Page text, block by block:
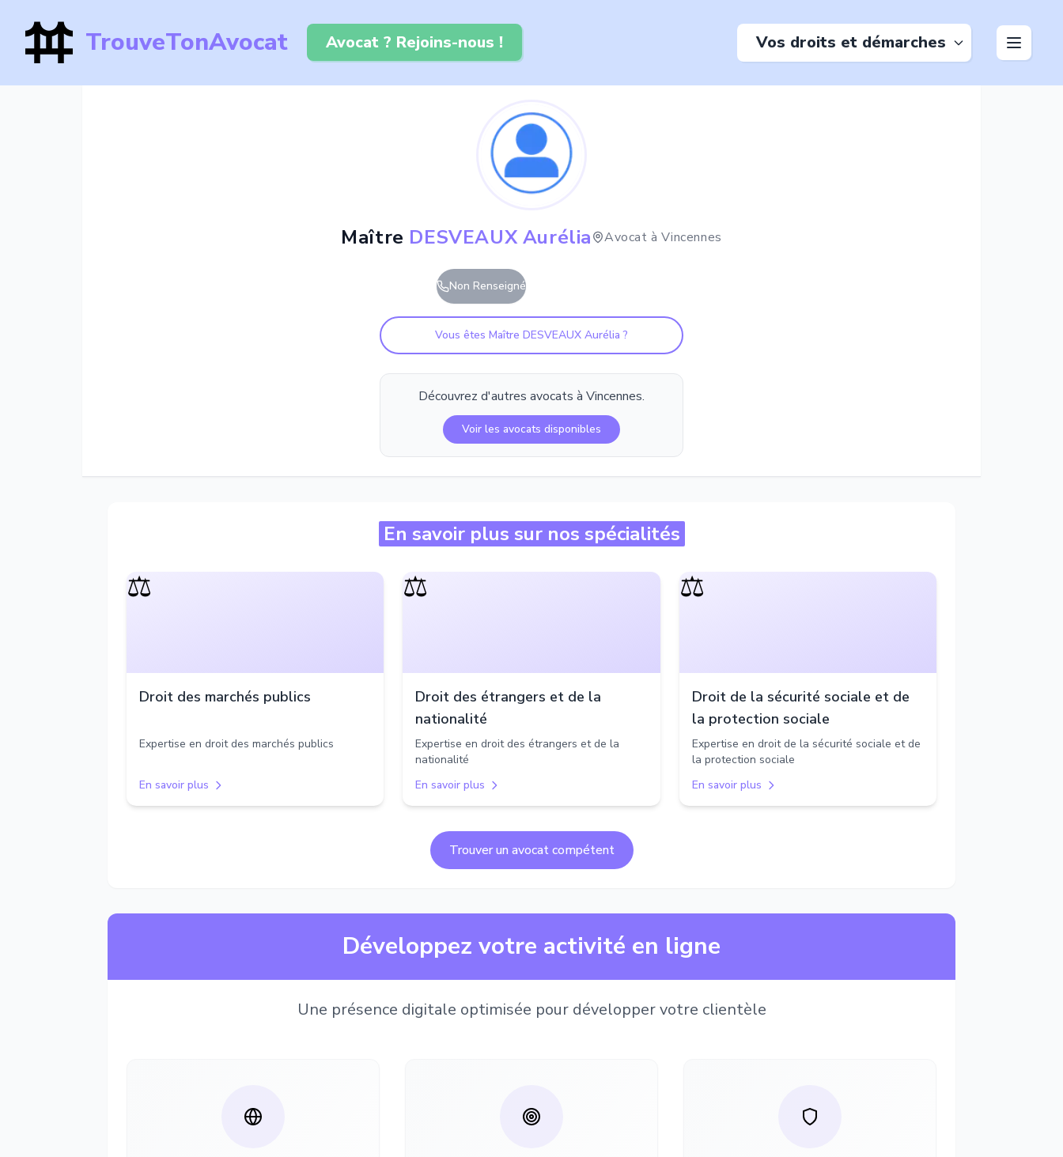
TrouveTonAvocat Avocat ? Rejoins-nous ! Vos droits et démarches
Maître DESVEAUX Aurélia Avocat àVincennes
Non Renseigné
Vous êtes Maître DESVEAUX Aurélia ?
Découvrez d'autres avocats à Vincennes.
Voir les avocats disponibles
En savoir plus sur nos spécialités
⚖️
Droit des marchés publics
Expertise en droit des marchés publics
En savoir plus
⚖️
Droit des étrangers et de la
nationalité
Expertise en droit des étrangers et de la
nationalité
En savoir plus
⚖️
Droit de la sécurité sociale et de
la protection sociale
Expertise en droit de la sécurité sociale et de
la protection sociale
En savoir plus
Trouver un avocat compétent
Développez votre activité en ligne
Une présence digitale optimisée pour développer votre clientèle